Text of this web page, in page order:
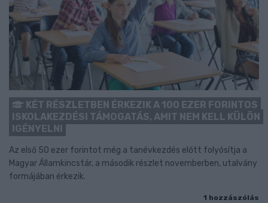
KÉT RÉSZLETBEN ÉRKEZIK A 100 EZER FORINTOS
ISKOLAKEZDÉSI TÁMOGATÁS, AMIT NEM KELL KÜLÖN
IGÉNYELNI
Az első 50 ezer forintot még a tanévkezdés előtt folyósítja a
Magyar Államkincstár, a második részlet novemberben, utalvány
formájában érkezik.
1 hozzászólás